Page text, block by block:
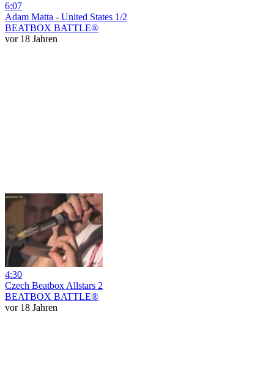
6:07
Adam Matta - United States 1/2
BEATBOX BATTLE®
vor 18 Jahren
4:30
Czech Beatbox Allstars 2
BEATBOX BATTLE®
vor 18 Jahren